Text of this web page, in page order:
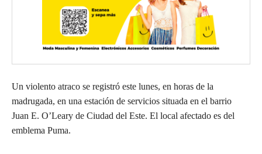
Un violento atraco se registró este lunes, en horas de la
madrugada, en una estación de servicios situada en el barrio
Juan E. O’Leary de Ciudad del Este. El local afectado es del
emblema Puma.